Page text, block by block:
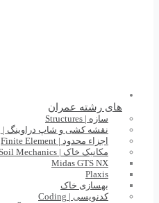
های رشته عمران
سازه | Structures
نقشه کشی و شاپ دراوینگ | Shop Drawing
اجزاء محدود | Finite Element
مکانیک خاک | Soil Mechanics
Midas GTS NX
Plaxis
بهسازی خاک
کدنویسی | Coding